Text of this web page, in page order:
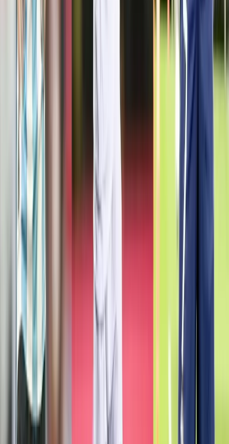
পৃথক সড়ক দুর্ঘটনায় তিন জেলায়
প্রাণ হারালেন ৬ জন, আহত ১৯